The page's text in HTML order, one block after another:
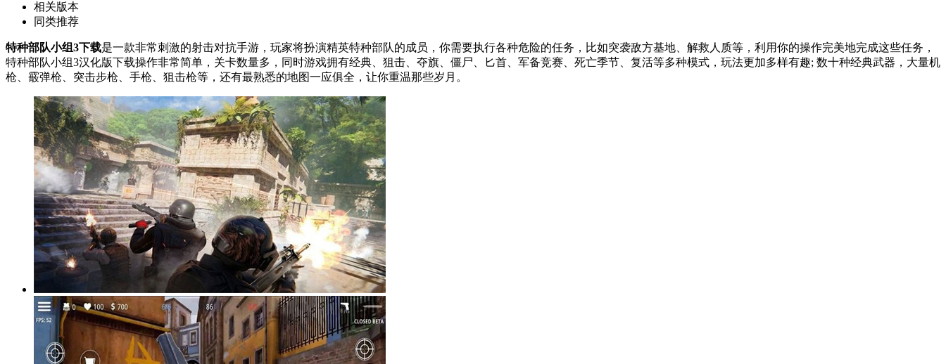
相关版本
同类推荐
特种部队小组3下载是一款非常刺激的射击对抗手游，玩家将扮演精英特种部队的成员，你需要执行各种危险的任务，比如突袭敌方基地、解救人质等，利用你的操作完美地完成这些任务，
特种部队小组3汉化版下载操作非常简单，关卡数量多，同时游戏拥有经典、狙击、夺旗、僵尸、匕首、军备竞赛、死亡季节、复活等多种模式，玩法更加多样有趣; 数十种经典武器，大量机
枪、霰弹枪、突击步枪、手枪、狙击枪等，还有最熟悉的地图一应俱全，让你重温那些岁月。